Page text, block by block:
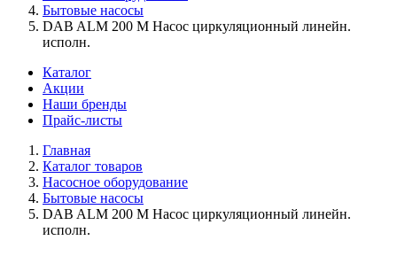
Бытовые насосы
DAB ALM 200 M Насос циркуляционный линейн.
исполн.
Каталог
Акции
Наши бренды
Прайс-листы
Главная
Каталог товаров
Насосное оборудование
Бытовые насосы
DAB ALM 200 M Насос циркуляционный линейн.
исполн.